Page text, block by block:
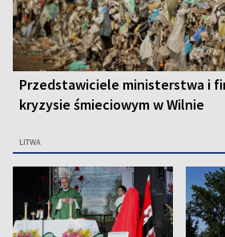
Przedstawiciele ministerstwa i
kryzysie śmieciowym w Wilnie
LITWA